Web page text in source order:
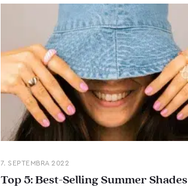
7. SEPTEMBRA 2022
Top 5: Best-Selling Summer Shades